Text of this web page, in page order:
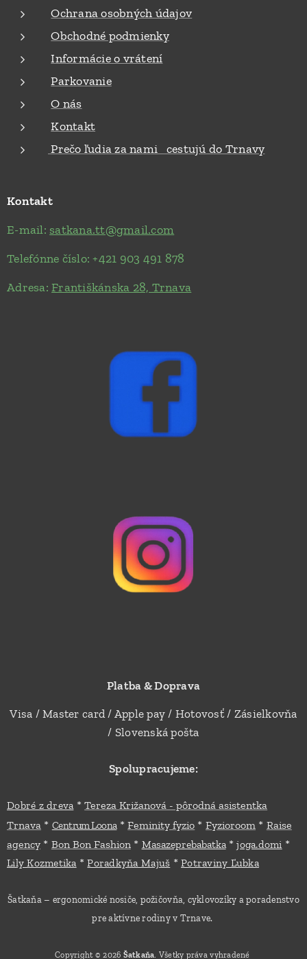
Ochrana osobných údajov
Obchodné podmienky
Informácie o vrátení
Parkovanie
O nás
Kontakt
Prečo ľudia za nami cestujú do Trnavy
Kontakt
E-mail: satkana.tt@gmail.com
Telefónne číslo: +421 903 491 878
Adresa:Františkánska 28, Trnava
Platba & Doprava
Visa / Master card / Apple pay / Hotovosť / Zásielkovňa
/ Slovenská pošta
Spolupracujeme:
Dobré z dreva*Tereza Križanová - pôrodná asistentka
Trnava * Centrum Loona *Feminity fyzio * Fyzioroom* Raise
agency * Bon Bon Fashion* Masazeprebabatka*joga.domi *
Lily Kozmetika*Poradkyňa Majuš *Potraviny Ľubka
Šatkaňa – ergonomické nosiče, požičovňa, cyklovozíky a poradenstvo
pre aktívne rodiny v Trnave.
Copyright © 2026 Šatkaňa. Všetky práva vyhradené